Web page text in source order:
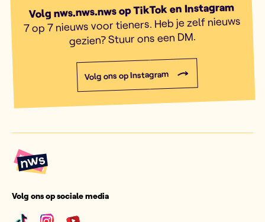
Volg nws.nws.nws op TikTok en Instagram
7 op 7 nieuws voor tieners. Heb je zelf nieuws
gezien? Stuur ons een DM.
Volg ons op Instagram
Volg ons op sociale media